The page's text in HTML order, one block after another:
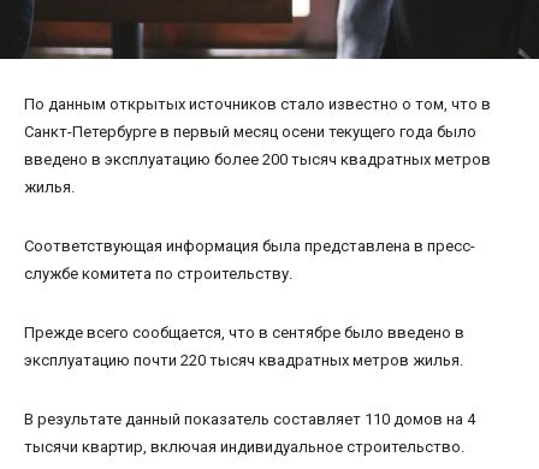
По данным открытых источников стало известно о том, что в
Санкт-Петербурге в первый месяц осени текущего года было
введено в эксплуатацию более 200 тысяч квадратных метров
жилья.
Соответствующая информация была представлена в пресс-
службе комитета по строительству.
Прежде всего сообщается, что в сентябре было введено в
эксплуатацию почти 220 тысяч квадратных метров жилья.
В результате данный показатель составляет 110 домов на 4
тысячи квартир, включая индивидуальное строительство.